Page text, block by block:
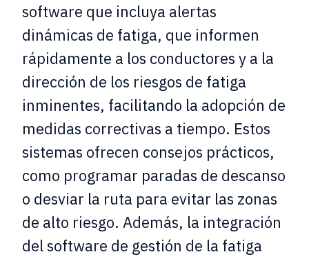
software que incluya alertas
dinámicas de fatiga, que informen
rápidamente a los conductores y a la
dirección de los riesgos de fatiga
inminentes, facilitando la adopción de
medidas correctivas a tiempo. Estos
sistemas ofrecen consejos prácticos,
como programar paradas de descanso
o desviar la ruta para evitar las zonas
de alto riesgo. Además, la integración
del software de gestión de la fatiga